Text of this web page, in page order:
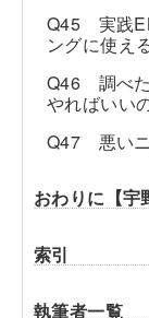
Q45 実践
ングに使え
Q46 調べた
やればいい
Q47 悪いニ
おわりに【宇
索引
執筆者一覧